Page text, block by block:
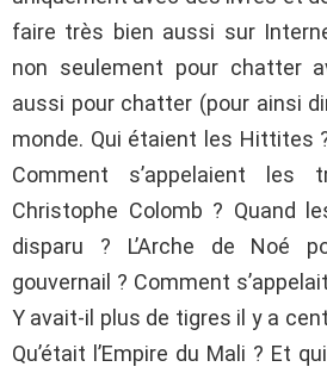
faire très bien aussi sur
non seulement pour chatter
aussi pour chatter (pour ainsi
monde. Qui étaient les Hittites
Comment s’appelaient les
Christophe Colomb ? Quand
disparu ? L’Arche de Noé
gouvernail ? Comment
Y avait-il plus de tigres il y a cent
Qu’était l’Empire du Mali ? Et